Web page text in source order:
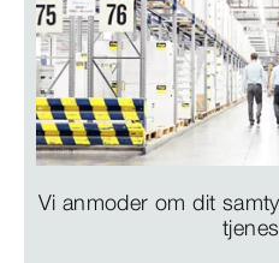
Vi anmoder om dit